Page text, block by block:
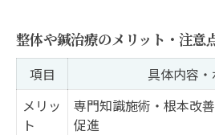
整体や鍼治療のメリット・注意
項目
具体内容
メリッ
ト
専門知識施術・根本改
促進